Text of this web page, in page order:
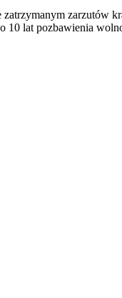
zarzutów
10 lat pozbawienia